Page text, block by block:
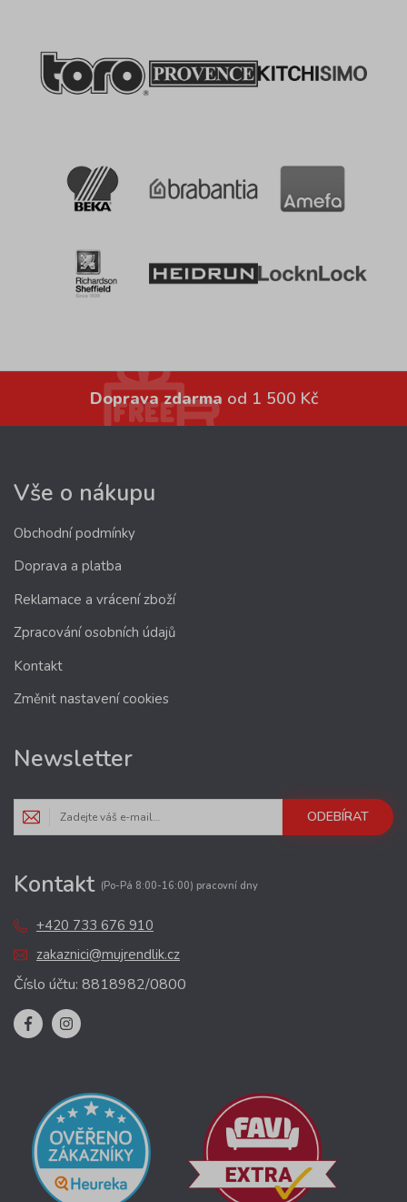
Doprava zdarma od 1 500 Kč
Vše o nákupu
Obchodní podmínky
Doprava a platba
Reklamace a vrácení zboží
Zpracování osobních údajů
Kontakt
Změnit nastavení cookies
Newsletter
ODEBÍRAT
Kontakt (Po-Pá 8:00-16:00) pracovní dny
+420 733 676 910
zakaznici@mujrendlik.cz
Číslo účtu: 8818982/0800